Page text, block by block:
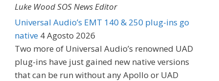
Luke Wood SOS News Editor
Universal Audio’s EMT 140 & 250 plug-ins go
native 4 Agosto 2026
Two more of Universal Audio’s renowned UAD
plug-ins have just gained new native versions
that can be run without any Apollo or UAD